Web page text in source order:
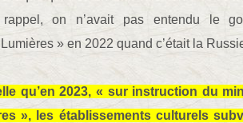
on n’avait pas entendu le
Lumières » en 2022 quand c’était la
qu’en 2023, « sur instruction du
», les établissements culturels